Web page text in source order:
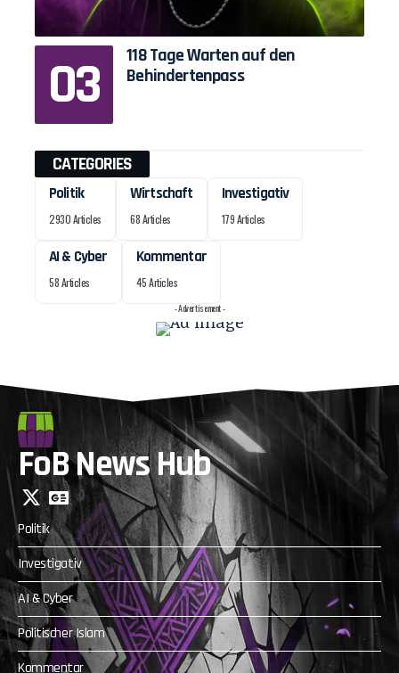
118 Tage Warten auf den
Behindertenpass
CATEGORIES
Politik
2930 Articles
Wirtschaft
68 Articles
Investigativ
179 Articles
AI & Cyber
58 Articles
Kommentar
45 Articles
- Advertisement -
FoB News Hub
Politik
Investigativ
AI & Cyber
Politischer Islam
Kommentar